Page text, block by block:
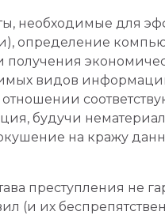
необходимые для
определение
видов
будучи
на кражу
преступления не
(и их